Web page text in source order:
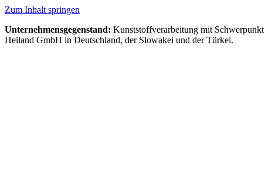
Zum Inhalt springen
Unternehmensgegenstand: Kunststoffverarbeitung mit
Heiland GmbH in Deutschland, der Slowakei und der Türkei.